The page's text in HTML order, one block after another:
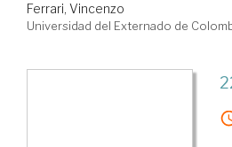
Ferrari, Vincenzo
Universidad del Externado de